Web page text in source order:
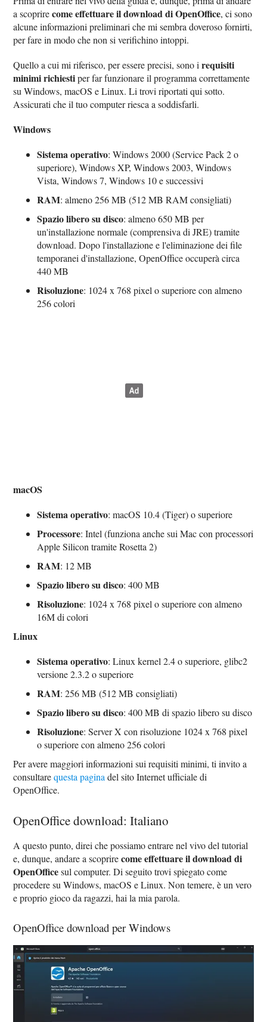
a scoprirecome effettuare il download di OpenOffice, ci sono
alcune informazioni preliminari che mi sembra doveroso fornirti,
per fare in modo che non si verifichino intoppi.
Quello a cui mi riferisco, per essere precisi, sono irequisiti
minimi richiestiper far funzionare il programma correttamente
su Windows, macOS e Linux. Li trovi riportati qui sotto.
Assicurati che il tuo computer riesca a soddisfarli.
Windows
Sistema operativo: Windows 2000 (Service Pack 2 o
superiore), Windows XP, Windows 2003, Windows
Vista, Windows 7, Windows 10 e successivi
RAM: almeno 256 MB (512 MB RAM consigliati)
Spazio libero su disco: almeno 650 MB per
un'installazione normale (comprensiva di JRE) tramite
download. Dopo l'installazione e l'eliminazione dei file
temporanei d'installazione, OpenOffice occuperà circa
440 MB
Risoluzione: 1024 x 768 pixel o superiore con almeno
256 colori
macOS
Sistema operativo: macOS 10.4 (Tiger) o superiore
Processore: Intel (funziona anche sui Mac con processori
Apple Silicon tramite Rosetta 2)
RAM: 12 MB
Spazio libero su disco: 400 MB
Risoluzione: 1024 x 768 pixel o superiore con almeno
16M di colori
Linux
Sistema operativo: Linux kernel 2.4 o superiore, glibc2
versione 2.3.2 o superiore
RAM: 256 MB (512 MB consigliati)
Spazio libero su disco: 400 MB di spazio libero su disco
Risoluzione: Server X con risoluzione 1024 x 768 pixel
o superiore con almeno 256 colori
Per avere maggiori informazioni sui requisiti minimi, ti invito a
consultarequesta pagina del sito Internet ufficiale di
OpenOffice.
OpenOffice download: Italiano
A questo punto, direi che possiamo entrare nel vivo del tutorial
e, dunque, andare a scoprirecome effettuare il download di
OpenOfficesul computer. Di seguito trovi spiegato come
procedere su Windows, macOS e Linux. Non temere, è un vero
e proprio gioco da ragazzi, hai la mia parola.
OpenOffice download per Windows